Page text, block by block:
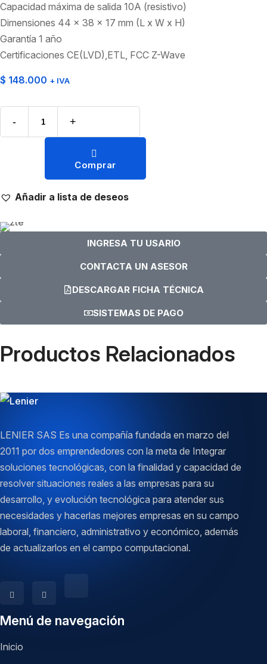
Capacidad máxima de salida 10A (resistivo)
Dimensiones 44 x 38 x 17 mm (L x W x H)
Garantía 1 año
Certificaciones CE(LVD),ETL, FCC Z-Wave
$ 148.000 + IVA
- +
Comprar
Añadir a lista de deseos
INGRESA TU USARIO
CONTACTA UN ASESOR
DESCARGAR FICHA TÉCNICA
SISTEMAS DE PAGO
Productos Relacionados
LENIER SAS Es una compañía fundada en marzo del
2011 por dos emprendedores con la meta de Integrar
soluciones tecnológicas, con la finalidad y capacidad de
resolver situaciones reales a las empresas para su
desarrollo, y evolución tecnológica para atender sus
necesidades y hacerlas mejores empresas en su campo
laboral, financiero, administrativo y económico, además
de actualizarlos en el campo computacional.
Menú de navegación
Inicio